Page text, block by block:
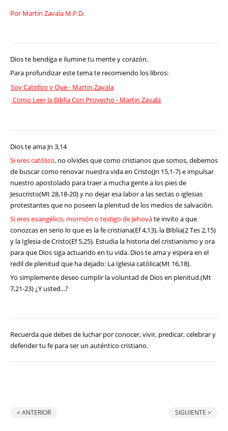
Por Martin Zavala M.P.D.
Dios te bendiga e ilumine tu mente y corazón.
Para profundizar este tema te recomiendo los libros:
Soy Catolico y Que - Martin Zavala
Como Leer la Biblia Con Provecho - Martin Zavala
Dios te ama Jn 3,14
Si eres católico, no olvides que como cristianos que somos, debemos
de buscar como renovar nuestra vida en Cristo(Jn 15,1-7) e impulsar
nuestro apostolado para traer a mucha gente a los pies de
Jesucristo(Mt 28,18-20) y no dejar esa labor a las sectas o iglesias
protestantes que no poseen la plenitud de los medios de salvación.
Si eres evangélico, mormón o testigo de Jehováte invito a que
conozcas en serio lo que es la fe cristiana(Ef 4,13), la BIblia(2 Tes 2,15)
y la Iglesia de Cristo(Ef 5,25). Estudia la historia del cristianismo y ora
para que Dios siga actuando en tu vida. Dios te ama y espera en el
redil de plenitud que ha dejado: La Iglesia católica(Mt 16,18).
Yo simplemente deseo cumplir la voluntad de Dios en plenitud.(Mt
7,21-23) ¿Y usted...?
Recuerda que debes de luchar por conocer, vivir, predicar, celebrar y
defender tu fe para ser un auténtico cristiano.
< ANTERIOR SIGUIENTE >